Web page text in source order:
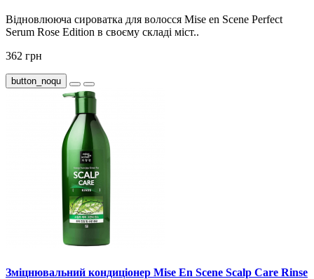
Відновлююча сироватка для волосся Mise en Scene Perfect
Serum Rose Edition в своєму складі міст..
362 грн
button_noqu
Зміцнювальний кондиціонер Mise En Scene Scalp Care Rinse